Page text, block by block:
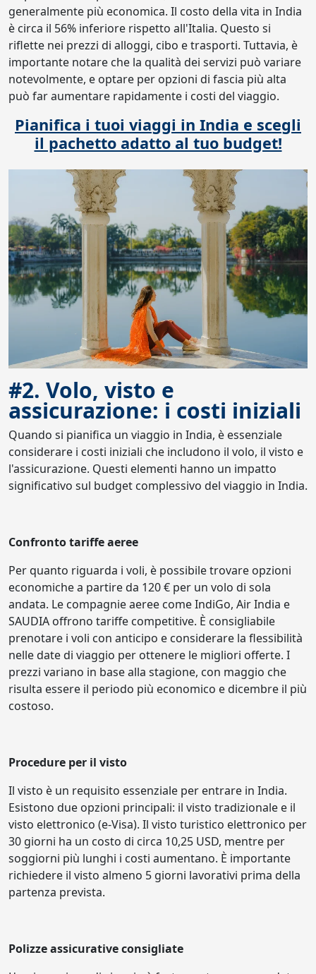
generalmente più economica. Il costo della vita in India
è circa il 56% inferiore rispetto all'Italia. Questo si
riflette nei prezzi di alloggi, cibo e trasporti. Tuttavia, è
importante notare che la qualità dei servizi può variare
notevolmente, e optare per opzioni di fascia più alta
può far aumentare rapidamente i costi del viaggio.
Pianifica i tuoi viaggi in India e scegli
il pachetto adatto al tuo budget!
#2. Volo, visto e
assicurazione: i costi iniziali
Quando si pianifica un viaggio in India, è essenziale
considerare i costi iniziali che includono il volo, il visto e
l'assicurazione. Questi elementi hanno un impatto
significativo sul budget complessivo del viaggio in India.
Confronto tariffe aeree
Per quanto riguarda i voli, è possibile trovare opzioni
economiche a partire da 120 € per un volo di sola
andata. Le compagnie aeree come IndiGo, Air India e
SAUDIA offrono tariffe competitive. È consigliabile
prenotare i voli con anticipo e considerare la flessibilità
nelle date di viaggio per ottenere le migliori offerte. I
prezzi variano in base alla stagione, con maggio che
risulta essere il periodo più economico e dicembre il più
costoso.
Procedure per il visto
Il visto è un requisito essenziale per entrare in India.
Esistono due opzioni principali: il visto tradizionale e il
visto elettronico (e-Visa). Il visto turistico elettronico per
30 giorni ha un costo di circa 10,25 USD, mentre per
soggiorni più lunghi i costi aumentano. È importante
richiedere il visto almeno 5 giorni lavorativi prima della
partenza prevista.
Polizze assicurative consigliate